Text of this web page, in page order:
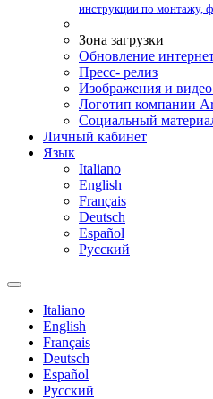
инструкции по монтажу,
Зона загрузки
Обновление
Пресс- релиз
Изображения и
Логотип компании
Социальный
Личный кабинет
Язык
Italiano
English
Français
Deutsch
Español
Pусский
Italiano
English
Français
Deutsch
Español
Pусский